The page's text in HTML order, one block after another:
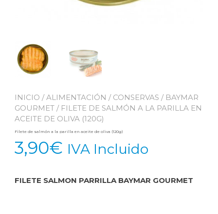
INICIO /ALIMENTACIÓN / CONSERVAS / BAYMAR
GOURMET / FILETE DE SALMÓN A LA PARILLA EN
ACEITE DE OLIVA (120G)
Filete de salmón a la parilla en aceite de oliva (120g)
3,90€ IVA Incluido
FILETE SALMON PARRILLA BAYMAR GOURMET